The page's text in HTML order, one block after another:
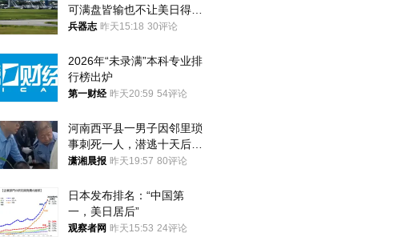
可满盘皆输也不让美日得
逞，中国成关键
兵器志 昨天15:18 30评论
2026年“未录满”本科专业排
行榜出炉
第一财经 昨天20:59 54评论
河南西平县一男子因邻里琐
事刺死一人，潜逃十天后在
十多公里外一片玉米地里落
潇湘晨报 昨天19:57 80评论
日本发布排名：“中国第
一，美日居后”
观察者网 昨天15:53 24评论